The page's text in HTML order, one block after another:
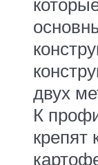
двух
К
крепят